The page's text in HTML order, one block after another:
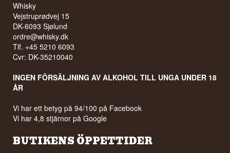
Whisky
Vejstruprødvej 15
DK-6093 Sjølund
ordre@whisky.dk
Tlf. +45 5210 6093
Cvr: DK-35210040
INGEN FÖRSÄLJNING AV ALKOHOL TILL UNGA UNDER 18
ÅR
Vi har ett betyg på 94/100 på Facebook
Vi har 4,8 stjärnor på Google
BUTIKENS ÖPPETTIDER